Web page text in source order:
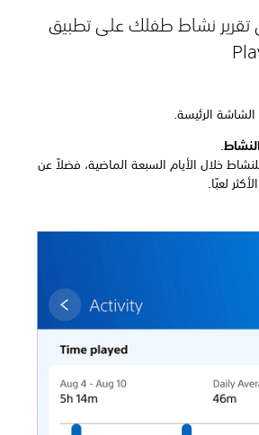
تقرير نشاط طفلك على تطبيق
الرئيسة.
.
خلال الأيام السبعة الماضية، فضلاً عن
لعبًا.